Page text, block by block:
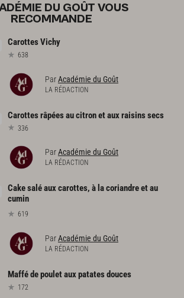
DU GOÛT VOUS
RECOMMANDE
CarottesVichy
638
ParAcadémie du Goût
LA RÉDACTION
Carottesrâpéesaucitronetauxraisinssecs
336
ParAcadémie du Goût
LA RÉDACTION
Cake salé aux carottes, à la coriandre et au
cumin
619
ParAcadémie du Goût
LA RÉDACTION
Maffédepouletauxpatatesdouces
172